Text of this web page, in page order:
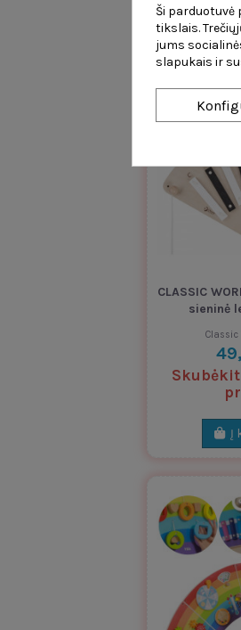
Į
CLASSIC
sieninė
Classic
Į
Ši
tikslais.
jums
slapukais ir